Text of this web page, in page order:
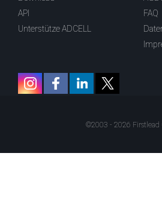
API
Unterstütze ADCELL
FAQ
©2003 - 2026 Firstlead